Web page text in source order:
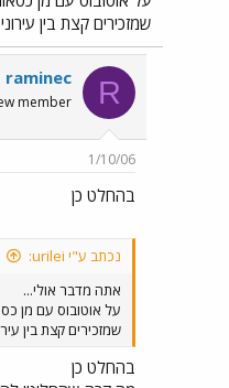
שמזכירים קצת בין
R
raminec
member
1/10/06
בהחלט כן
נכתב ע"י urilei:
אתה מדבר אולי...
על אוטובוס עם מן
שמזכירים קצת בין
בהחלט כן